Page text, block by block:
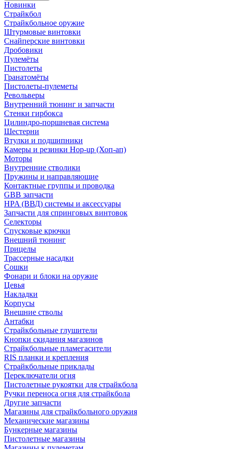
Новинки
Страйкбол
Страйкбольное оружие
Штурмовые винтовки
Снайперские винтовки
Дробовики
Пулемёты
Пистолеты
Гранатомёты
Пистолеты-пулеметы
Револьверы
Внутренний тюнинг и запчасти
Стенки гирбокса
Цилиндро-поршневая система
Шестерни
Втулки и подшипники
Камеры и резинки Hop-up (Хоп-ап)
Моторы
Внутренние стволики
Пружины и направляющие
Контактные группы и проводка
GBB запчасти
HPA (ВВД) системы и аксессуары
Запчасти для спринговых винтовок
Селекторы
Спусковые крючки
Внешний тюнинг
Прицелы
Трассерные насадки
Сошки
Фонари и блоки на оружие
Цевья
Накладки
Корпусы
Внешние стволы
Антабки
Страйкбольные глушители
Кнопки скидания магазинов
Страйкбольные пламегасители
RIS планки и крепления
Страйкбольные приклады
Переключатели огня
Пистолетные рукоятки для страйкбола
Ручки переноса огня для страйкбола
Другие запчасти
Магазины для страйкбольного оружия
Механические магазины
Бункерные магазины
Пистолетные магазины